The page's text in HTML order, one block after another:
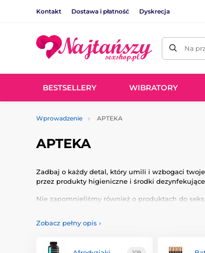
Kontakt Dostawa i płatność Dyskrecja
Na
BESTSELLERY WIBRATORY
Wprowadzenie APTEKA
APTEKA
Zadbaj o każdy detal, który umili i wzbogaci
przez produkty higieniczne i środki
Nie zapomnieliśmy również o produktach do
Nasz tip:
.
Zobacz pełny opis ›